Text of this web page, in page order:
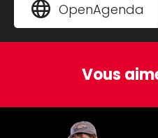
OpenAgenda
Vous